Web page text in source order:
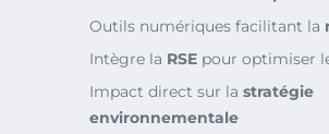
Outils numériques facilitant la
Intègre la RSE pour optimiser
Impact direct sur la stratégie
environnementale